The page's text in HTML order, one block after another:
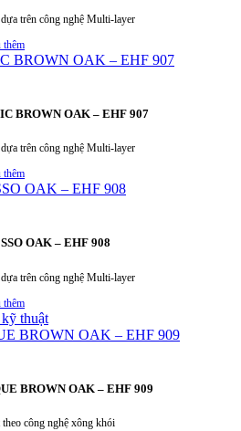
trên công nghệ Multi-layer
thêm
BROWN OAK – EHF 907
BROWN OAK – EHF 907
trên công nghệ Multi-layer
thêm
OAK – EHF 908
OAK – EHF 908
trên công nghệ Multi-layer
thêm
thuật
BROWN OAK – EHF 909
BROWN OAK – EHF 909
theo công nghệ xông khói